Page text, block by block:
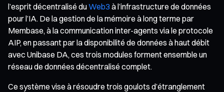
l’esprit décentralisé duWeb3 à l’infrastructure de données
pour l’IA. De la gestion de la mémoire à long terme par
Membase, à la communication inter-agents via le protocole
AIP, en passant par la disponibilité de données à haut débit
avec Unibase DA, ces trois modules forment ensemble un
réseau de données décentralisé complet.
Ce système vise à résoudre trois goulots d’étranglement